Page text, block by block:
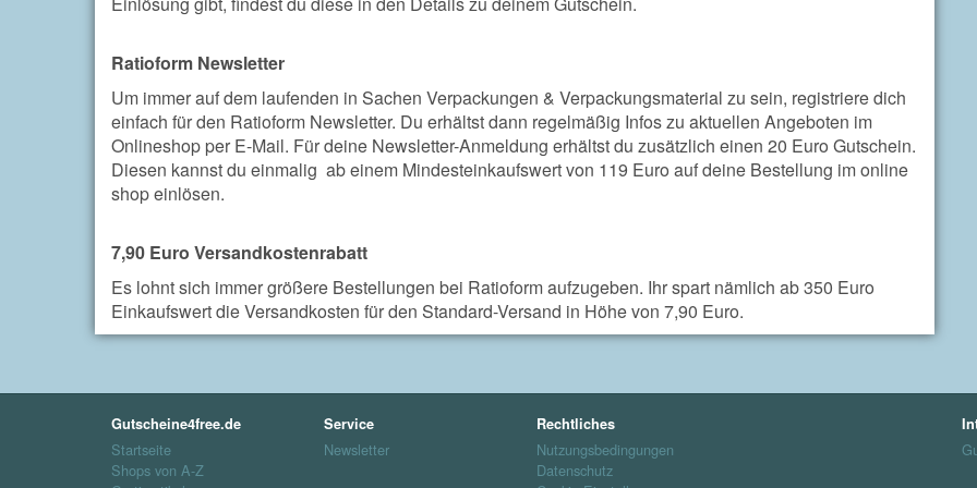
Ratioform Newsletter
Um immer auf dem laufenden in Sachen Verpackungen & Verpackungsmaterial zu sein, registriere dich
einfach für den Ratioform Newsletter. Du erhältst dann regelmäßig Infos zu aktuellen Angeboten im
Onlineshop per E-Mail. Für deine Newsletter-Anmeldung erhältst du zusätzlich einen 20 Euro Gutschein.
Diesen kannst du einmalig ab einem Mindesteinkaufswert von 119 Euro auf deine Bestellung im online
shop einlösen.
7,90 Euro Versandkostenrabatt
Es lohnt sich immer größere Bestellungen bei Ratioform aufzugeben. Ihr spart nämlich ab 350 Euro
Einkaufswert die Versandkosten für den Standard-Versand in Höhe von 7,90 Euro.
Gutscheine4free.de
Startseite
Shops von A-Z
Service
Newsletter
Rechtliches
Nutzungsbedingungen
Datenschutz